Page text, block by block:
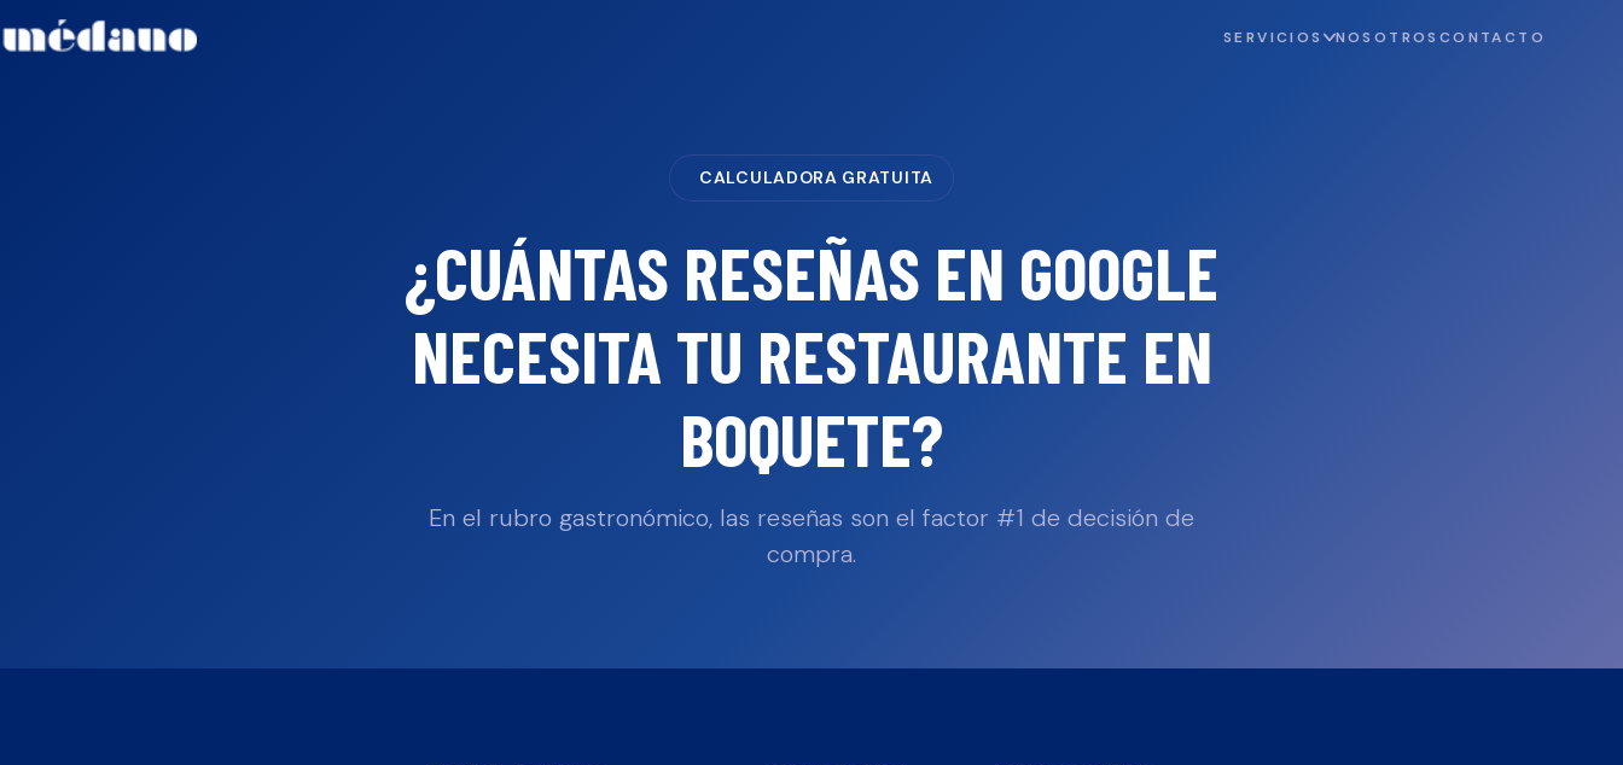
SERVICIOS NOSOTROS CONTACTO
CALCULADORA GRATUITA
¿CUÁNTAS RESEÑAS EN GOOGLE
NECESITA TU RESTAURANTE EN
BOQUETE?
En el rubro gastronómico, las reseñas son el factor #1 de decisión de
compra.